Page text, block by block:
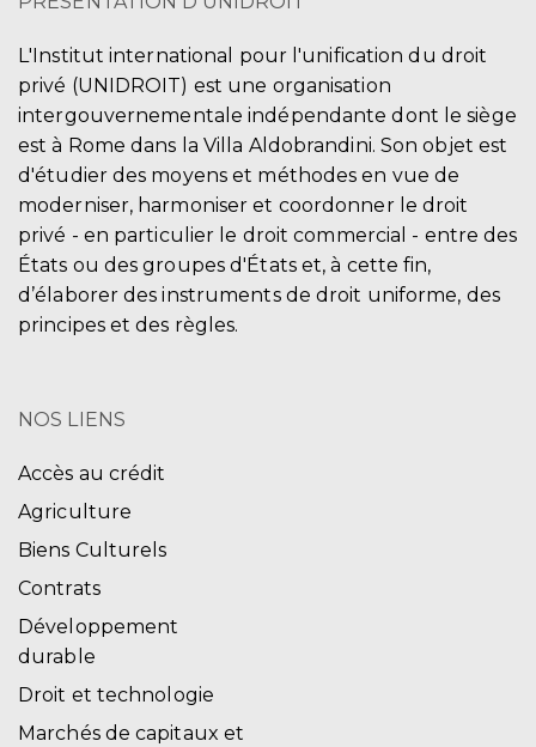
L'Institut international pour l'unification du droit
privé (UNIDROIT) est une organisation
intergouvernementale indépendante dont le siège
est à Rome dans la Villa Aldobrandini. Son objet est
d'étudier des moyens et méthodes en vue de
moderniser, harmoniser et coordonner le droit
privé - en particulier le droit commercial - entre des
États ou des groupes d'États et, à cette fin,
d’élaborer des instruments de droit uniforme, des
principes et des règles.
NOS LIENS
Accès au crédit
Agriculture
Biens Culturels
Contrats
Développement
durable
Droit et technologie
Marchés de capitaux et